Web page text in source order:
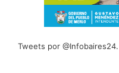
Tweets por @Infobaires24.